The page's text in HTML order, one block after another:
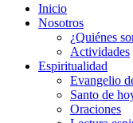
Inicio
Nosotros
¿Quiénes
Actividades
Espiritualidad
Evangelio
Santo de
Oraciones